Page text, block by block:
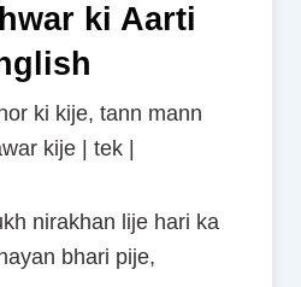
ki Aarti
ki kije, tann mann
kije | tek |
nirakhan lije hari ka
bhari pije,